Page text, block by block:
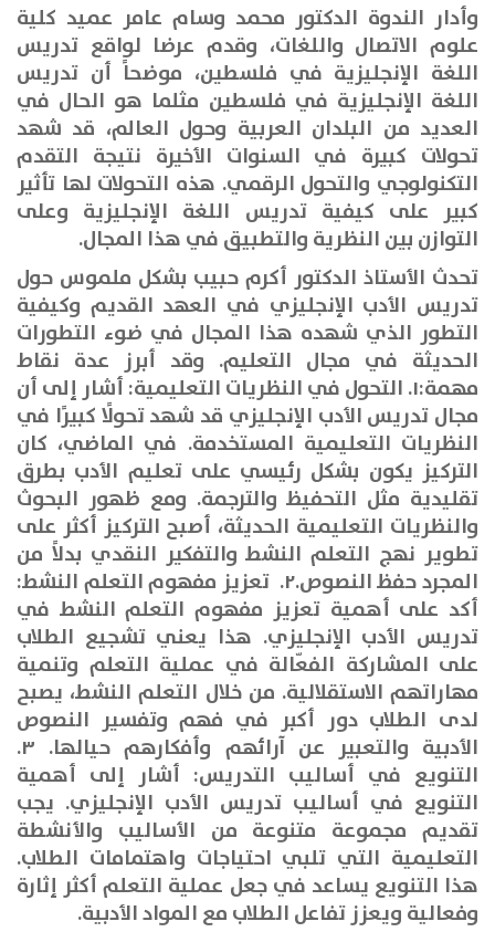
وأدار الندوة الدكتور محمد وسام عامر عميد كلية
علوم الاتصال واللغات، وقدم عرضا لواقع تدريس
اللغة الإنجليزية في فلسطين، موضحاً أن تدريس
اللغة الإنجليزية في فلسطين مثلما هو الحال في
العديد من البلدان العربية وحول العالم، قد شهد
تحولات كبيرة في السنوات الأخيرة نتيجة التقدم
التكنولوجي والتحول الرقمي. هذه التحولات لها تأثير
كبير على كيفية تدريس اللغة الإنجليزية وعلى
التوازن بين النظرية والتطبيق في هذا المجال.
تحدث الأستاذ الدكتور أكرم حبيب بشكل ملموس حول
تدريس الأدب الإنجليزي في العهد القديم وكيفية
التطور الذي شهده هذا المجال في ضوء التطورات
الحديثة في مجال التعليم. وقد أبرز عدة نقاط
مهمة:١. التحول في النظريات التعليمية :أشار إلى أن
مجال تدريس الأدب الإنجليزي قد شهد تحولًا كبيرًا في
النظريات التعليمية المستخدمة. في الماضي، كان
التركيز يكون بشكل رئيسي على تعليم الأدب بطرق
تقليدية مثل التحفيظ والترجمة. ومع ظهور البحوث
والنظريات التعليمية الحديثة، أصبح التركيز أكثر على
تطوير نهج التعلم النشط والتفكير النقدي بدلاً من
المجرد حفظ النصوص.٢. تعزيز مفهوم التعلم النشط
:
أكد على أهمية تعزيز مفهوم التعلم النشط في
تدريس الأدب الإنجليزي. هذا يعني تشجيع الطلاب
على المشاركة الفعّالة في عملية التعلم وتنمية
مهاراتهم الاستقلالية. من خلال التعلم النشط، يصبح
لدى الطلاب دور أكبر في فهم وتفسير النصوص
الأدبية والتعبير عن آرائهم وأفكارهم حيالها.
٣.
التنويع في أساليب التدريس: أشار إلى أهمية
التنويع في أساليب تدريس الأدب الإنجليزي. يجب
تقديم مجموعة متنوعة من الأساليب والأنشطة
التعليمية التي تلبي احتياجات واهتمامات الطلاب.
هذا التنويع يساعد في جعل عملية التعلم أكثر إثارة
وفعالية ويعزز تفاعل الطلاب مع المواد الأدبية.